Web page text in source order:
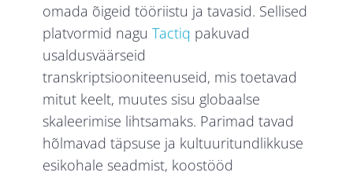
omada õigeid tööriistu ja tavasid. Sellised
platvormid naguTactiq pakuvad
usaldusväärseid
transkriptsiooniteenuseid, mis toetavad
mitut keelt, muutes sisu globaalse
skaleerimise lihtsamaks. Parimad tavad
hõlmavad täpsuse ja kultuuritundlikkuse
esikohale seadmist, koostööd